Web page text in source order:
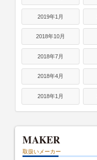
2019年1月
2018年10月
2018年7月
2018年4月
2018年1月
MAKER
取扱いメーカー